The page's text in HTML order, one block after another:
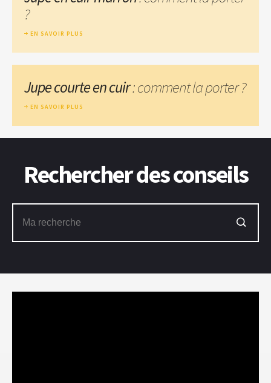
?
EN SAVOIR PLUS
Jupe courte en cuir: comment la porter ?
EN SAVOIR PLUS
Rechercher des conseils